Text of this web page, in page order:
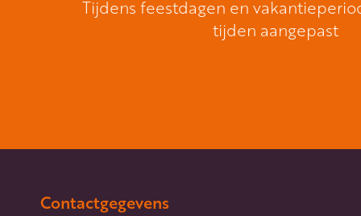
Tijdens feestdagen en
tijden aangepast
Contactgegevens